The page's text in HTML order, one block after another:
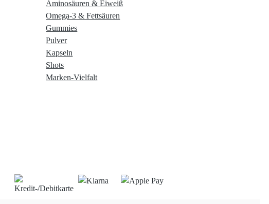
Aminosäuren & Eiweiß
Omega-3 & Fettsäuren
Gummies
Pulver
Kapseln
Shots
Marken-Vielfalt